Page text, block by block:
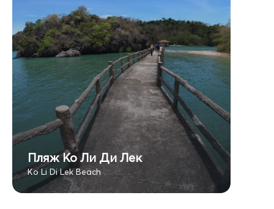
Пляж Ко Ли Ди Лек
Ko Li Di Lek Beach